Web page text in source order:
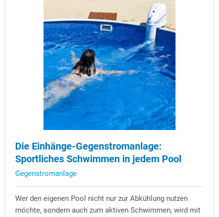
Die Einhänge-Gegenstromanlage:
Sportliches Schwimmen in jedem Pool
Gegenstromanlage
Wer den eigenen Pool nicht nur zur Abkühlung nutzen
möchte, sondern auch zum aktiven Schwimmen, wird mit